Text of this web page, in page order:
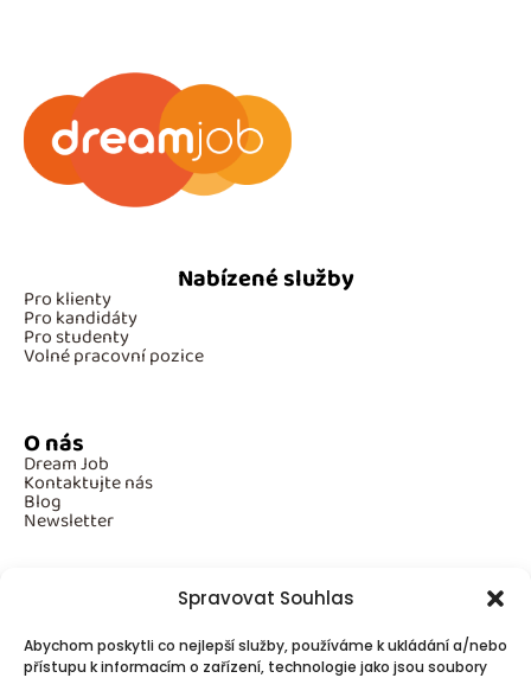
Spravovat Souhlas
Abychom poskytli co nejlepší služby, používáme k ukládání a/nebo
přístupu k informacím o zařízení, technologie jako jsou soubory
Nabízené služby
Pro klienty
Pro kandidáty
Pro studenty
Volné pracovní pozice
O nás
Dream Job
Kontaktujte nás
Blog
Newsletter
Povinné informace
GDPR
Cookies